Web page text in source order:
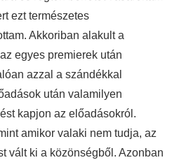
ezt természetes
Akkoriban alakult a
egyes premierek után
azzal a szándékkal
után valamilyen
kapjon az előadásokról.
amikor valaki nem tudja, az
vált ki a közönségből. Azonban